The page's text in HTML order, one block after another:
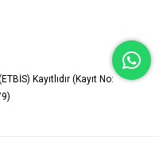
Kayıtlıdır (Kayıt No: